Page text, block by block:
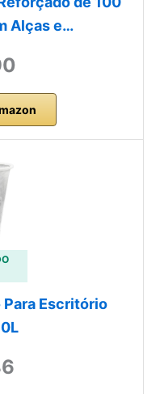
Alças e…
Para Escritório